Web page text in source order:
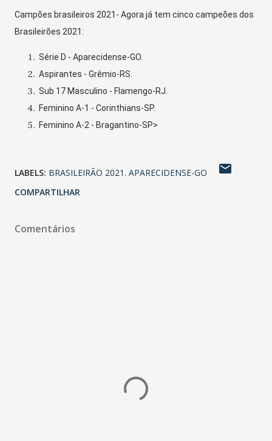
Campões brasileiros 2021- Agora já tem cinco campeões dos
Brasileirões 2021:
Série D - Aparecidense-GO.
Aspirantes - Grêmio-RS.
Sub 17 Masculino - Flamengo-RJ.
Feminino A-1 - Corinthians-SP.
Feminino A-2 - Bragantino-SP>
LABELS: BRASILEIRÃO 2021. APARECIDENSE-GO
COMPARTILHAR
Comentários